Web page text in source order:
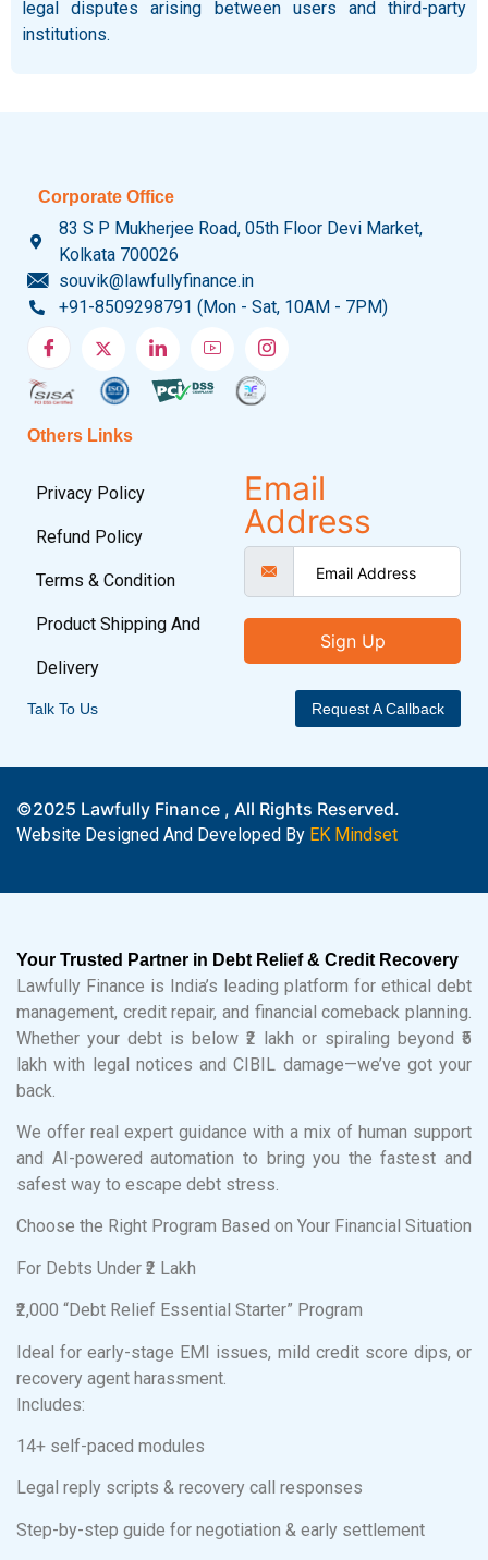
legal disputes arising between users and third-party
institutions.
Corporate Office
83 S P Mukherjee Road, 05th Floor Devi Market,
Kolkata 700026
souvik@lawfullyfinance.in
+91-8509298791 (Mon - Sat, 10AM - 7PM)
Others Links
Privacy Policy
Refund Policy
Terms & Condition
Product Shipping And
Delivery
Email
Address
Sign Up
Talk To Us Request A Callback
©2025 Lawfully Finance , All Rights Reserved.
Website Designed And Developed By EK Mindset
Your Trusted Partner in Debt Relief & Credit Recovery
Lawfully Finance is India’s leading platform for ethical debt
management, credit repair, and financial comeback planning.
Whether your debt is below ₹2 lakh or spiraling beyond ₹5
lakh with legal notices and CIBIL damage—we’ve got your
back.
We offer real expert guidance with a mix of human support
and AI-powered automation to bring you the fastest and
safest way to escape debt stress.
Choose the Right Program Based on Your Financial Situation
For Debts Under ₹2 Lakh
₹2,000 “Debt Relief Essential Starter” Program
Ideal for early-stage EMI issues, mild credit score dips, or
recovery agent harassment.
Includes:
14+ self-paced modules
Legal reply scripts & recovery call responses
Step-by-step guide for negotiation & early settlement